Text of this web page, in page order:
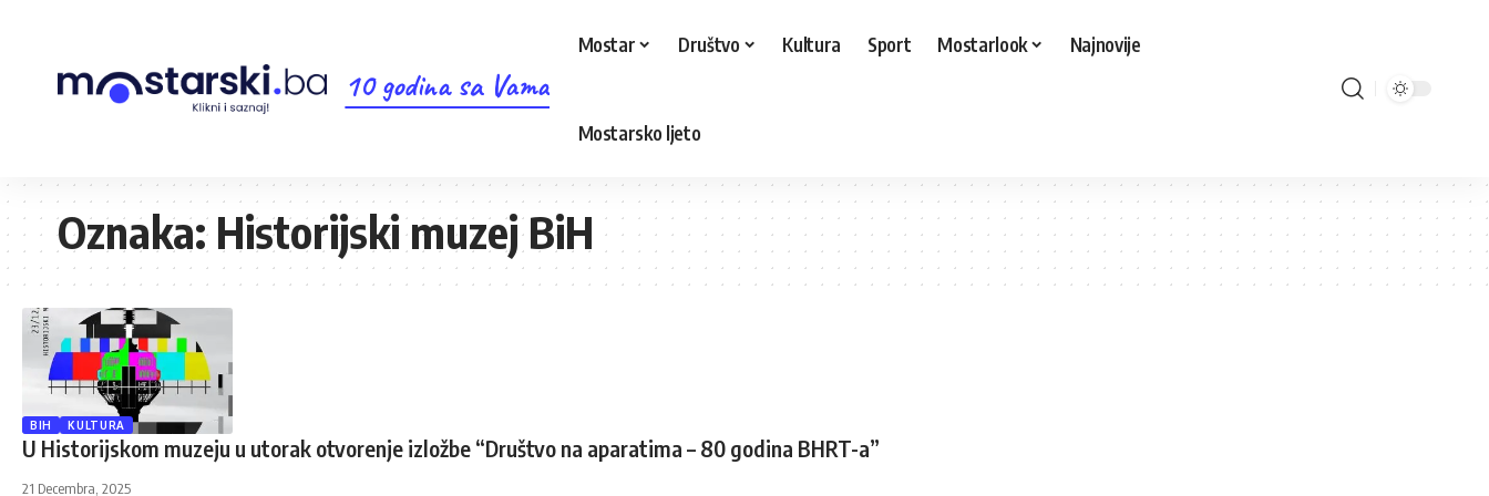
10 godina sa Vama
Mostar Društvo Kultura Sport Mostarlook Najnovije
Mostarsko ljeto
Oznaka:Historijski muzej BiH
BIH KULTURA
U Historijskom muzeju u utorak otvorenje izložbe “Društvo na aparatima – 80 godina BHRT-a”
21 Decembra, 2025